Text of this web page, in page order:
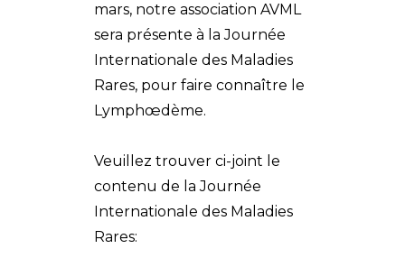
mars, notre association AVML
sera présente à la Journée
Internationale des Maladies
Rares, pour faire connaître le
Lymphœdème.
Veuillez trouver ci-joint le
contenu de la Journée
Internationale des Maladies
Rares: